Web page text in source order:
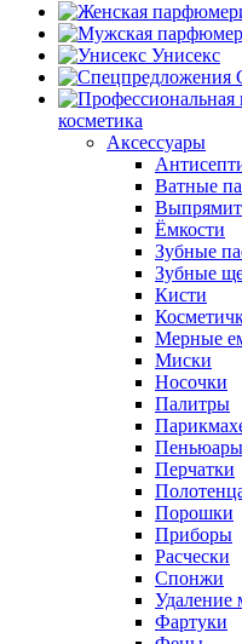
Унисекс
косметика
Аксессуары
Ватные
Ёмкости
Зубные
Зубные
Кисти
Мерные
Миски
Носочки
Палитры
Пеньюары
Перчатки
Порошки
Приборы
Расчески
Спонжи
Удаление
Фартуки